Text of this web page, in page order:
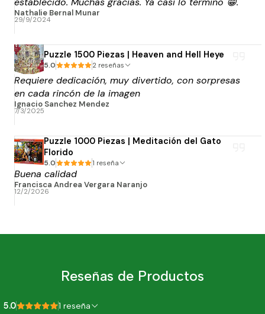
Nathalie Bernal Munar
29/9/2024
Puzzle 1500 Piezas | Heaven and Hell Heye
5.0 2 reseñas
Requiere dedicación, muy divertido, con sorpresas
en cada rincón de la imagen
Ignacio Sanchez Mendez
7/3/2025
Puzzle 1000 Piezas | Meditación del Gato
Florido
5.0 1 reseña
Buena calidad
Francisca Andrea Vergara Naranjo
12/2/2026
Reseñas de Productos
5.0 1 reseña